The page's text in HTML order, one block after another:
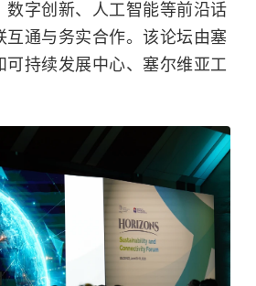
数字创新、人工智能等前沿话
互通与务实合作。该论坛由塞
可持续发展中心、塞尔维亚工